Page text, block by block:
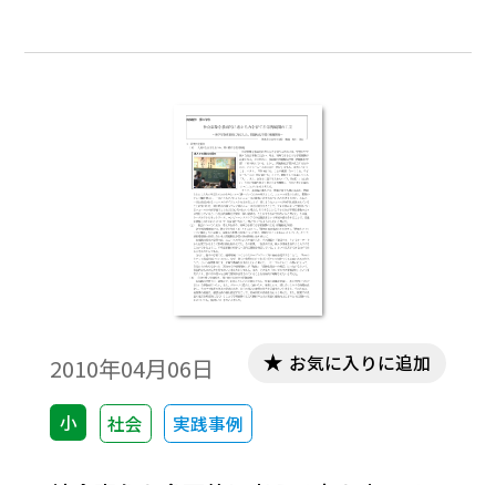
側の工夫について考える学習を進めてい
2010年04月06日
小 社会 実践事例
お気に入りに追加